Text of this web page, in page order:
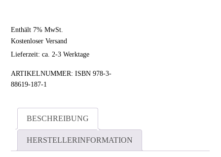
Enthält 7% MwSt.
Kostenloser Versand
Lieferzeit: ca. 2-3 Werktage
ARTIKELNUMMER:ISBN 978-3-
88619-187-1
BESCHREIBUNG
HERSTELLERINFORMATION